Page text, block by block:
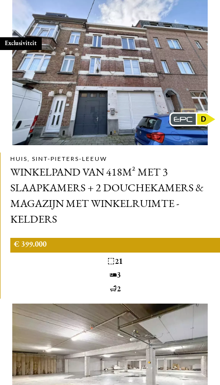
HUIS, SINT-PIETERS-LEEUW
WINKELPAND VAN 418M² MET 3
SLAAPKAMERS + 2 DOUCHEKAMERS &
MAGAZIJN MET WINKELRUIMTE -
KELDERS
€ 399.000
21
3
2
Exclusiviteit
D